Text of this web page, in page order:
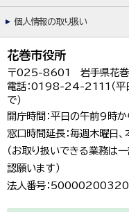
個人情報の取り扱い
花巻市役所
〒025-8601 岩手県花巻
電話：0198-24-2111（平
で）
開庁時間：平日の午前9時
窓口時間延長：毎週木曜日
（お取り扱いできる業務は
認願います）
法人番号：